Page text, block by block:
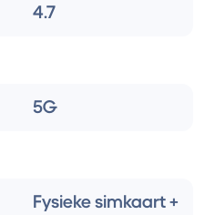
4.7
5G
Fysieke simkaart +